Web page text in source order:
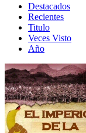
Destacados
Recientes
Titulo
Veces Visto
Año